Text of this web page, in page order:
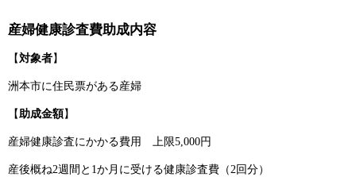
産婦健康診査費助成内容
【対象者】
洲本市に住民票がある産婦
【 助成金額】
産婦健康診査にかかる費用 上限5,000円
産後概ね2週間と1か月に受ける健康診査費（2回分）